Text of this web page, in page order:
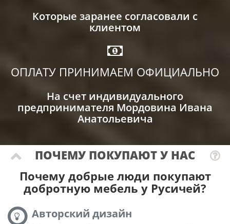
Которые заранее согласовали с
клиентом
ОПЛАТУ ПРИНИМАЕМ ОФИЦИАЛЬНО
На счет индивидуального
предпринимателя Мордовина Ивана
Анатольевича
ПОЧЕМУ ПОКУПАЮТ У НАС
Почему добрые люди покупают
добротную мебель у Русичей?
Авторский дизайн